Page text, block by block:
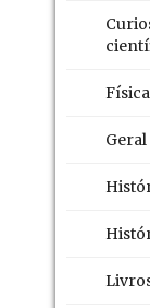
Física
Geral